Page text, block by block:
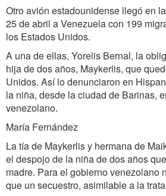
Otro avión estadounidense llegó en
25 de abril a Venezuela con 199
los Estados Unidos.
A una de ellas, Yorelis Bernal, la
hija de dos años, Maykerlis, que
Unidos. Así lo denunciaron en
la niña, desde la ciudad de Barinas,
venezolano.
María Fernández
La tía de Maykerlis y hermana de
el despojo de la niña de dos años
madre. Para el gobierno venezolano
que un secuestro, asimilable a la